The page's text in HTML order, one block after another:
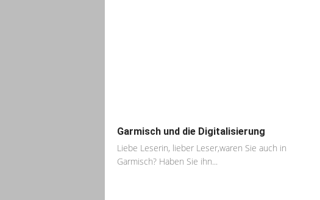
Garmisch und die Digitalisierung
Liebe Leserin, lieber Leser,waren Sie auch in
Garmisch? Haben Sie ihn...